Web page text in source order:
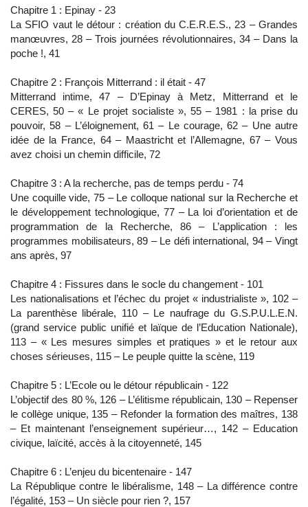
Chapitre 1 : Epinay - 23
La SFIO vaut le détour : création du C.E.R.E.S., 23 – Grandes
manœuvres, 28 – Trois journées révolutionnaires, 34 – Dans la
poche !, 41
Chapitre 2 : François Mitterrand : il était - 47
Mitterrand intime, 47 – D’Epinay à Metz, Mitterrand et le
CERES, 50 – « Le projet socialiste », 55 – 1981 : la prise du
pouvoir, 58 – L’éloignement, 61 – Le courage, 62 – Une autre
idée de la France, 64 – Maastricht et l’Allemagne, 67 – Vous
avez choisi un chemin difficile, 72
Chapitre 3 : A la recherche, pas de temps perdu - 74
Une coquille vide, 75 – Le colloque national sur la Recherche et
le développement technologique, 77 – La loi d’orientation et de
programmation de la Recherche, 86 – L’application : les
programmes mobilisateurs, 89 – Le défi international, 94 – Vingt
ans après, 97
Chapitre 4 : Fissures dans le socle du changement - 101
Les nationalisations et l’échec du projet « industrialiste », 102 –
La parenthèse libérale, 110 – Le naufrage du G.S.P.U.L.E.N.
(grand service public unifié et laïque de l’Education Nationale),
113 – « Les mesures simples et pratiques » et le retour aux
choses sérieuses, 115 – Le peuple quitte la scène, 119
Chapitre 5 : L’Ecole ou le détour républicain - 122
L’objectif des 80 %, 126 – L’élitisme républicain, 130 – Repenser
le collège unique, 135 – Refonder la formation des maîtres, 138
– Et maintenant l’enseignement supérieur…, 142 – Education
civique, laïcité, accès à la citoyenneté, 145
Chapitre 6 : L’enjeu du bicentenaire - 147
La République contre le libéralisme, 148 – La différence contre
l’égalité, 153 – Un siècle pour rien ?, 157